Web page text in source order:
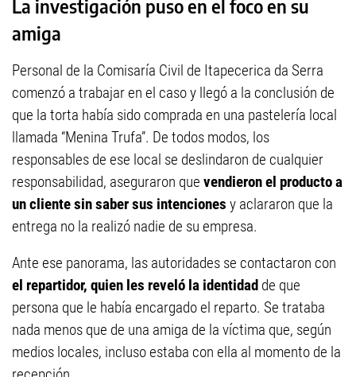
La investigación puso en el foco en su
amiga
Personal de la Comisaría Civil de Itapecerica da Serra
comenzó a trabajar en el caso y llegó a la conclusión de
que la torta había sido comprada en una pastelería local
llamada “Menina Trufa”. De todos modos, los
responsables de ese local se deslindaron de cualquier
responsabilidad, aseguraron que vendieron el producto a
un cliente sin saber sus intenciones y aclararon que la
entrega no la realizó nadie de su empresa.
Ante ese panorama, las autoridades se contactaron con
el repartidor, quien les reveló la identidad de que
persona que le había encargado el reparto. Se trataba
nada menos que de una amiga de la víctima que, según
medios locales, incluso estaba con ella al momento de la